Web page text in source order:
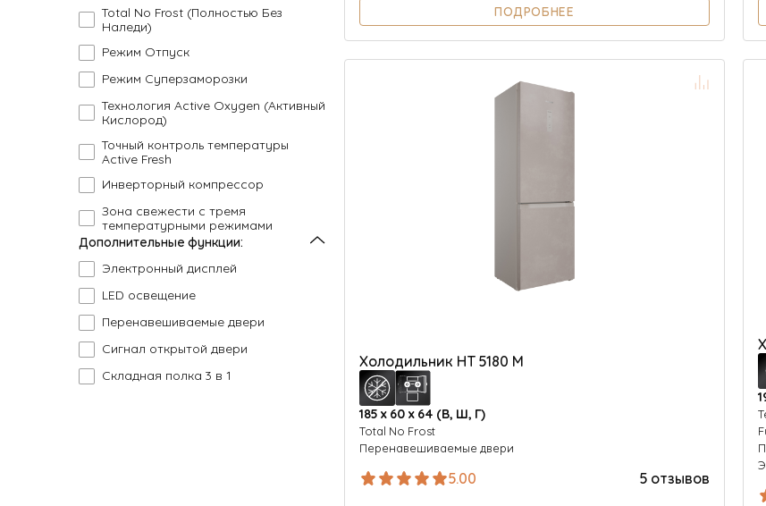
Total No Frost (Полностью Без
Наледи)
Режим Отпуск
Режим Суперзаморозки
Технология Active Oxygen (Активный
Кислород)
Точный контроль температуры
Active Fresh
Инверторный компрессор
Зона свежести с тремя
температурными режимами
Дополнительные функции:
Электронный дисплей
LED освещение
Перенавешиваемые двери
Сигнал открытой двери
Складная полка 3 в 1
ПОДРОБНЕЕ
Холодильник HT 5180 M
185 х 60 х 64 (В, Ш, Г)
Total No Frost
Перенавешиваемые двери
5.00 5 отзывов